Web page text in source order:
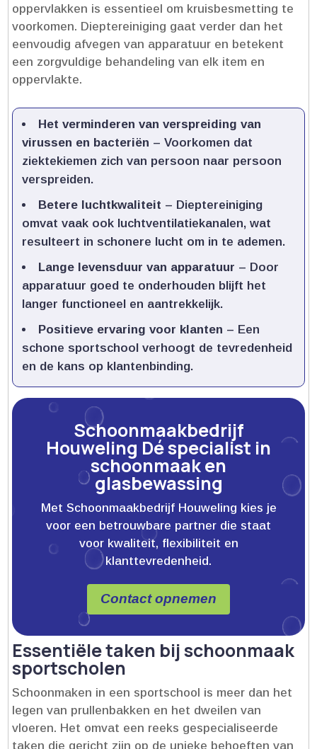
oppervlakken is essentieel om kruisbesmetting te
voorkomen.​ Dieptereiniging gaat verder dan het
eenvoudig afvegen van apparatuur en betekent
een zorgvuldige behandeling van elk item en
oppervlakte.​
Het verminderen van verspreiding van
virussen en bacteriën – Voorkomen dat
ziektekiemen zich van persoon naar persoon
verspreiden.​
Betere luchtkwaliteit – Dieptereiniging
omvat vaak ook luchtventilatiekanalen, wat
resulteert in schonere lucht om in te ademen.​
Lange levensduur van apparatuur – Door
apparatuur goed te onderhouden blijft het
langer functioneel en aantrekkelijk.​
Positieve ervaring voor klanten – Een
schone sportschool verhoogt de tevredenheid
en de kans op klantenbinding.​
Schoonmaakbedrijf
Houweling Dé specialist in
schoonmaak en
glasbewassing
Met Schoonmaakbedrijf Houweling kies je
voor een betrouwbare partner die staat
voor kwaliteit, flexibiliteit en
klanttevredenheid.
Contact opnemen
Essentiële taken bij schoonmaak
sportscholen
Schoonmaken in een sportschool is meer dan het
legen van prullenbakken en het dweilen van
vloeren.​ Het omvat een reeks gespecialiseerde
taken die gericht zijn op de unieke behoeften van